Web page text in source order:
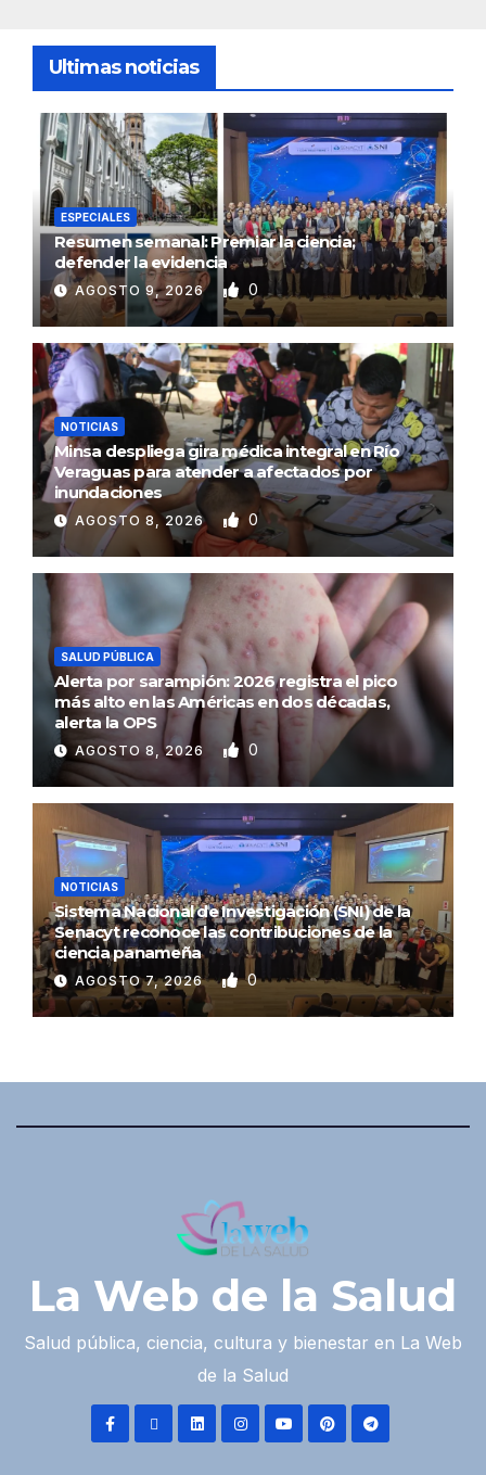
Ultimas noticias
ESPECIALES
Resumen semanal: Premiar la ciencia;
defender la evidencia
AGOSTO 9, 2026 0
NOTICIAS
Minsa despliega gira médica integral en Río
Veraguas para atender a afectados por
inundaciones
AGOSTO 8, 2026 0
SALUD PÚBLICA
Alerta por sarampión: 2026 registra el pico
más alto en las Américas en dos décadas,
alerta la OPS
AGOSTO 8, 2026 0
NOTICIAS
Sistema Nacional de Investigación (SNI) de la
Senacyt reconoce las contribuciones de la
ciencia panameña
AGOSTO 7, 2026 0
La Web de la Salud
Salud pública, ciencia, cultura y bienestar en La Web
de la Salud